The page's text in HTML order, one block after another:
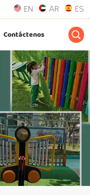
EN AR ES
Contáctenos